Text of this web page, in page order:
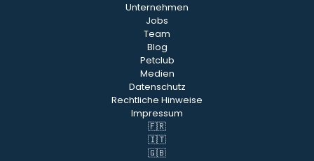
Unternehmen
Jobs
Team
Blog
Petclub
Medien
Datenschutz
Rechtliche Hinweise
Impressum
🇫🇷
🇮🇹
🇬🇧